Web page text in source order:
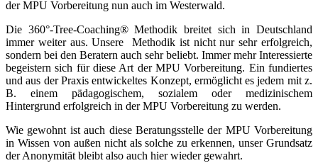
der MPU Vorbereitung nun auch im Westerwald.
Die 360°-Tree-Coaching® Methodik breitet sich in Deutschland
immer weiter aus. Unsere Methodik ist nicht nur sehr erfolgreich,
sondern bei den Beratern auch sehr beliebt. Immer mehr Interessierte
begeistern sich für diese Art der MPU Vorbereitung. Ein fundiertes
und aus der Praxis entwickeltes Konzept, ermöglicht es jedem mit z.
B. einem pädagogischem, sozialem oder medizinischem
Hintergrund erfolgreich in der MPU Vorbereitung zu werden.
Wie gewohnt ist auch diese Beratungsstelle der MPU Vorbereitung
in Wissen von außen nicht als solche zu erkennen, unser Grundsatz
der Anonymität bleibt also auch hier wieder gewahrt.